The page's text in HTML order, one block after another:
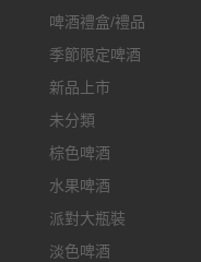
啤酒禮盒/禮品
季節限定啤酒
新品上市
未分類
棕色啤酒
水果啤酒
派對大瓶裝
淡色啤酒